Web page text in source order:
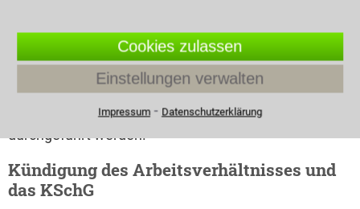
Abstockung der Stundenzahl. Dies ist dann keine
Veränderung des bereits bestehenden Vertrages,
sondern als gänzlich neuer Arbeitsvertrag zu
verstehen. Die Verlängerung eines befristeten
Arbeitsvertrages kann nur vor Ablauf der Frist
durchgeführt werden.
Kündigung des Arbeitsverhältnisses und
das KSchG
Cookies zulassen
Einstellungen verwalten
Impressum⁃ Datenschutzerklärung